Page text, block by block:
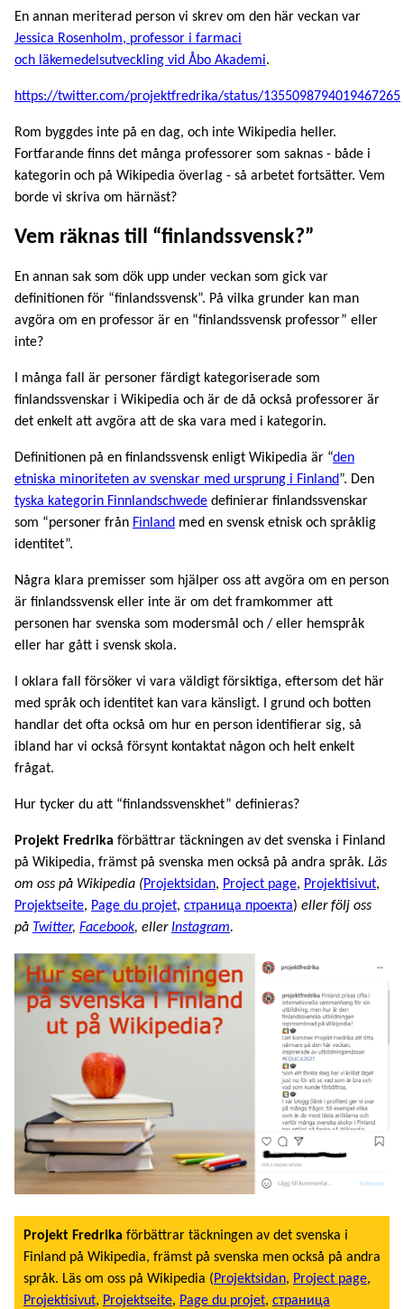
En annan meriterad person vi skrev om den här veckan var
Jessica Rosenholm, professor i farmaci
och läkemedelsutveckling vid Åbo Akademi.
https://twitter.com/projektfredrika/status/1355098794019467265
Rom byggdes inte på en dag, och inte Wikipedia heller.
Fortfarande finns det många professorer som saknas - både i
kategorin och på Wikipedia överlag - så arbetet fortsätter. Vem
borde vi skriva om härnäst?
Vem räknas till “finlandssvensk?”
En annan sak som dök upp under veckan som gick var
definitionen för “finlandssvensk”. På vilka grunder kan man
avgöra om en professor är en “finlandssvensk professor” eller
inte?
I många fall är personer färdigt kategoriserade som
finlandssvenskar i Wikipedia och är de då också professorer är
det enkelt att avgöra att de ska vara med i kategorin.
Definitionen på en finlandssvensk enligt Wikipedia är “den
etniska minoriteten av svenskar med ursprung i Finland”. Den
tyska kategorin Finnlandschwede definierar finlandssvenskar
som “personer från Finland med en svensk etnisk och språklig
identitet”.
Några klara premisser som hjälper oss att avgöra om en person
är finlandssvensk eller inte är om det framkommer att
personen har svenska som modersmål och / eller hemspråk
eller har gått i svensk skola.
I oklara fall försöker vi vara väldigt försiktiga, eftersom det här
med språk och identitet kan vara känsligt. I grund och botten
handlar det ofta också om hur en person identifierar sig, så
ibland har vi också försynt kontaktat någon och helt enkelt
frågat.
Hur tycker du att “finlandssvenskhet” definieras?
Projekt Fredrika förbättrar täckningen av det svenska i Finland
på Wikipedia, främst på svenska men också på andra språk. Läs
om oss på Wikipedia (Projektsidan, Project page, Projektisivut,
Projektseite, Page du projet, страница проекта) eller följ oss
på Twitter, Facebook, eller Instagram.
Projekt Fredrika förbättrar täckningen av det svenska i
Finland på Wikipedia, främst på svenska men också på andra
språk. Läs om oss på Wikipedia (Projektsidan, Project page,
Projektisivut, Projektseite, Page du projet, страница